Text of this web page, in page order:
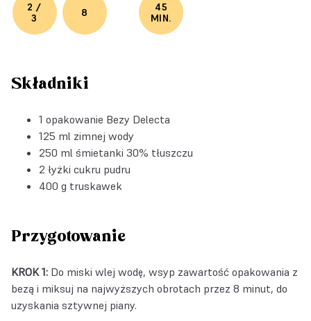
2 /
3
8
45
MIN.
Składniki
1 opakowanie Bezy Delecta
125 ml zimnej wody
250 ml śmietanki 30% tłuszczu
2 łyżki cukru pudru
400 g truskawek
Przygotowanie
KROK 1: Do miski wlej wodę, wsyp zawartość opakowania z
bezą i miksuj na najwyższych obrotach przez 8 minut, do
uzyskania sztywnej piany.